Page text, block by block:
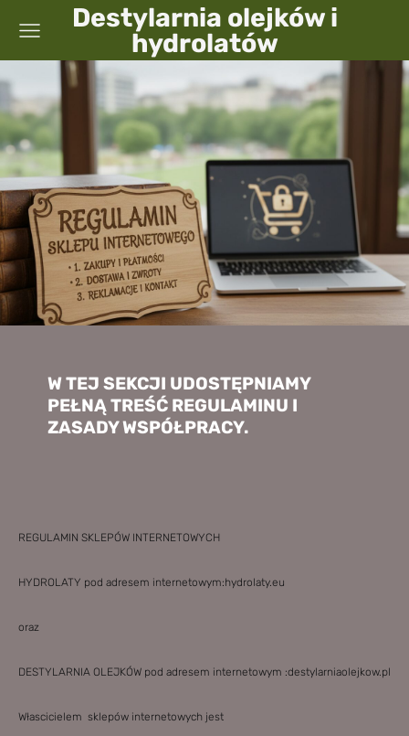
Destylarnia olejków i
hydrolatów
W TEJ SEKCJI UDOSTĘPNIAMY
PEŁNĄ TREŚĆ REGULAMINU I
ZASADY WSPÓŁPRACY.
REGULAMIN SKLEPÓW INTERNETOWYCH
HYDROLATY pod adresem internetowym:hydrolaty.eu
oraz
DESTYLARNIA OLEJKÓW pod adresem internetowym :destylarniaolejkow.pl
Włascicielem sklepów internetowych jest